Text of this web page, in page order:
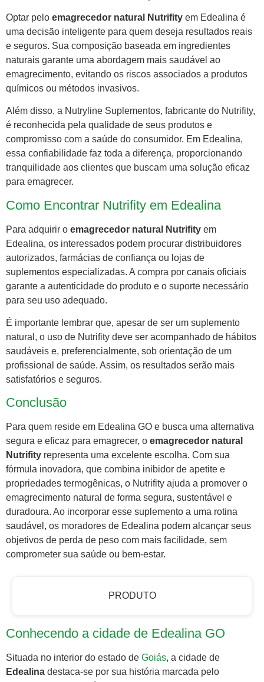
Optar pelo emagrecedor natural Nutrifity em Edealina é
uma decisão inteligente para quem deseja resultados reais
e seguros. Sua composição baseada em ingredientes
naturais garante uma abordagem mais saudável ao
emagrecimento, evitando os riscos associados a produtos
químicos ou métodos invasivos.
Além disso, a Nutryline Suplementos, fabricante do Nutrifity,
é reconhecida pela qualidade de seus produtos e
compromisso com a saúde do consumidor. Em Edealina,
essa confiabilidade faz toda a diferença, proporcionando
tranquilidade aos clientes que buscam uma solução eficaz
para emagrecer.
Como Encontrar Nutrifity em Edealina
Para adquirir o emagrecedor natural Nutrifity em
Edealina, os interessados podem procurar distribuidores
autorizados, farmácias de confiança ou lojas de
suplementos especializadas. A compra por canais oficiais
garante a autenticidade do produto e o suporte necessário
para seu uso adequado.
É importante lembrar que, apesar de ser um suplemento
natural, o uso de Nutrifity deve ser acompanhado de hábitos
saudáveis e, preferencialmente, sob orientação de um
profissional de saúde. Assim, os resultados serão mais
satisfatórios e seguros.
Conclusão
Para quem reside em Edealina GO e busca uma alternativa
segura e eficaz para emagrecer, o emagrecedor natural
Nutrifity representa uma excelente escolha. Com sua
fórmula inovadora, que combina inibidor de apetite e
propriedades termogênicas, o Nutrifity ajuda a promover o
emagrecimento natural de forma segura, sustentável e
duradoura. Ao incorporar esse suplemento a uma rotina
saudável, os moradores de Edealina podem alcançar seus
objetivos de perda de peso com mais facilidade, sem
comprometer sua saúde ou bem-estar.
PRODUTO
Conhecendo a cidade de Edealina GO
Situada no interior do estado de Goiás, a cidade de
Edealina destaca-se por sua história marcada pelo